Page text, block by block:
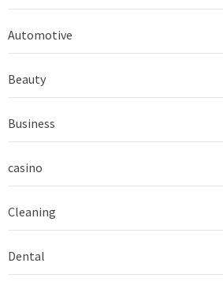
Automotive
Beauty
Business
casino
Cleaning
Dental